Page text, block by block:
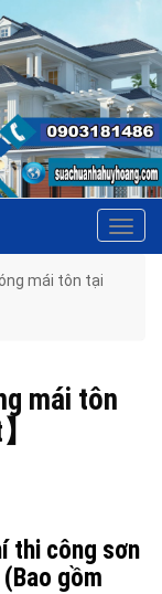
mái tôn tại
mái tôn
thi công sơn
gồm